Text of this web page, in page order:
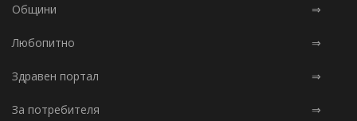
Общини ⇒
Любопитно ⇒
Здравен портал ⇒
За потребителя ⇒